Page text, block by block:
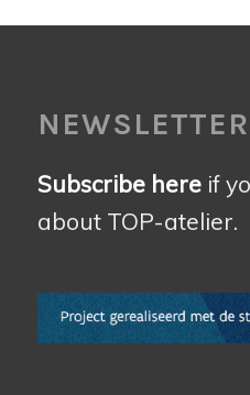
NEWSLETTER
Subscribe hereif
about TOP-atelier.